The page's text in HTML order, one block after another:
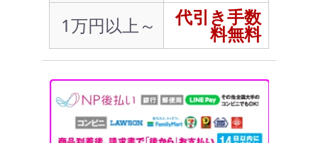
1万円以上～
代引き手数
料無料